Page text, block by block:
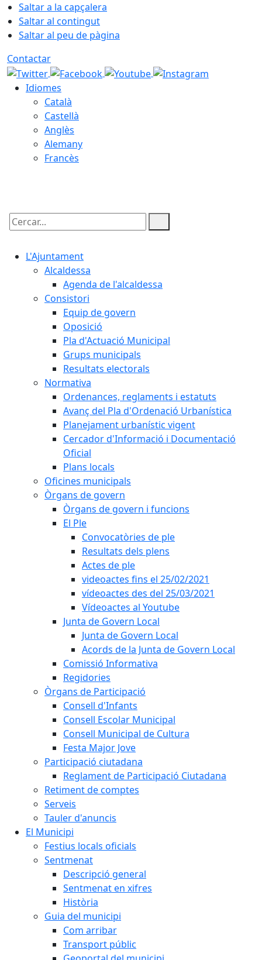
Saltar a la capçalera
Saltar al contingut
Saltar al peu de pàgina
Contactar
Idiomes
Català
Castellà
Anglès
Alemany
Francès
Cercar:
L'Ajuntament
Alcaldessa
Agenda de l'alcaldessa
Consistori
Equip de govern
Oposició
Pla d'Actuació Municipal
Grups municipals
Resultats electorals
Normativa
Ordenances, reglaments i estatuts
Avanç del Pla d'Ordenació Urbanística
Planejament urbanístic vigent
Cercador d'Informació i Documentació
Oficial
Plans locals
Oficines municipals
Òrgans de govern
Òrgans de govern i funcions
El Ple
Convocatòries de ple
Resultats dels plens
Actes de ple
videoactes fins el 25/02/2021
vídeoactes des del 25/03/2021
Vídeoactes al Youtube
Junta de Govern Local
Junta de Govern Local
Acords de la Junta de Govern Local
Comissió Informativa
Regidories
Òrgans de Participació
Consell d'Infants
Consell Escolar Municipal
Consell Municipal de Cultura
Festa Major Jove
Participació ciutadana
Reglament de Participació Ciutadana
Retiment de comptes
Serveis
Tauler d'anuncis
El Municipi
Festius locals oficials
Sentmenat
Descripció general
Sentmenat en xifres
Història
Guia del municipi
Com arribar
Transport públic